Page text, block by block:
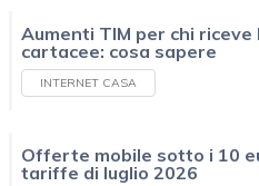
Aumenti TIM per chi
cartacee: cosa sapere
INTERNET CASA
Offerte mobile sotto i 10
tariffe di luglio 2026